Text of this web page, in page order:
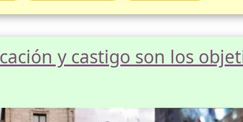
y castigo son los